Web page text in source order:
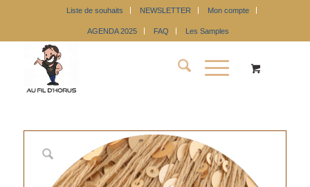
Liste de souhaits NEWSLETTER Mon compte
AGENDA 2025 FAQ Les Samples